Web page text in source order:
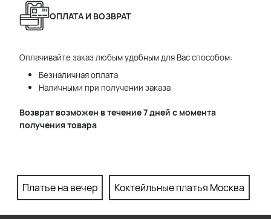
ОПЛАТА И ВОЗВРАТ
Оплачивайте заказ любым удобным для Вас способом:
Безналичная оплата
Наличными при получении заказа
Возврат возможен в течение 7 дней с момента
получения товара
Платье на вечер Коктейльные платья Москва